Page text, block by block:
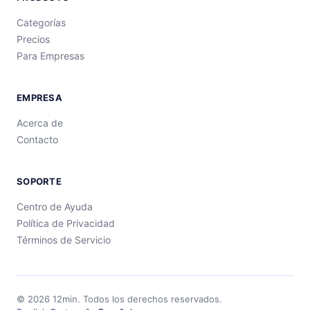
Categorías
Precios
Para Empresas
EMPRESA
Acerca de
Contacto
SOPORTE
Centro de Ayuda
Política de Privacidad
Términos de Servicio
© 2026 12min. Todos los derechos reservados.